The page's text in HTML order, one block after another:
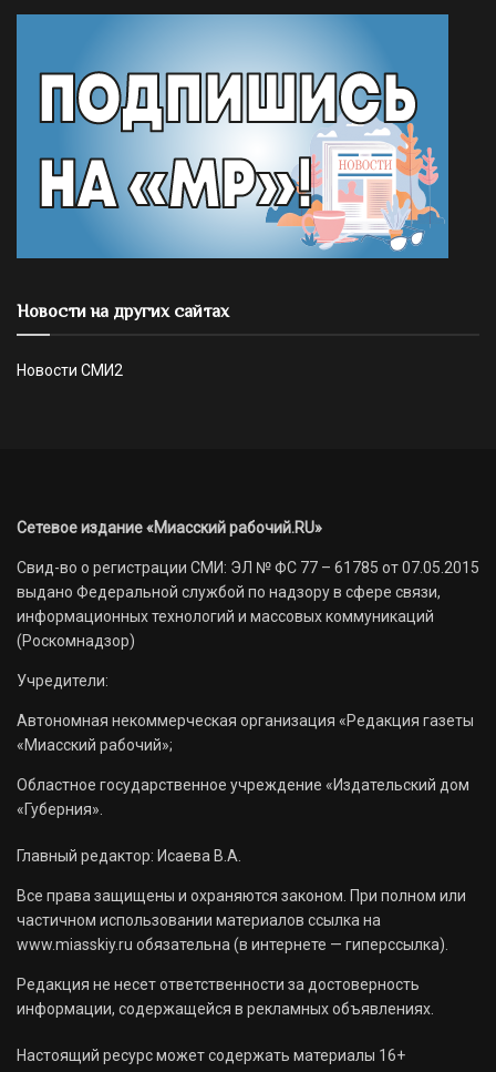
Новости на других сайтах
Новости СМИ2
Сетевое издание «Миасский рабочий.RU»
Свид-во о регистрации СМИ: ЭЛ № ФС 77 – 61785 от 07.05.2015
выдано Федеральной службой по надзору в сфере связи,
информационных технологий и массовых коммуникаций
(Роскомнадзор)
Учредители:
Автономная некоммерческая организация «Редакция газеты
«Миасский рабочий»;
Областное государственное учреждение «Издательский дом
«Губерния».
Главный редактор: Исаева В.А.
Все права защищены и охраняются законом. При полном или
частичном использовании материалов ссылка на
www.miasskiy.ru обязательна (в интернете — гиперссылка).
Редакция не несет ответственности за достоверность
информации, содержащейся в рекламных объявлениях.
Настоящий ресурс может содержать материалы 16+